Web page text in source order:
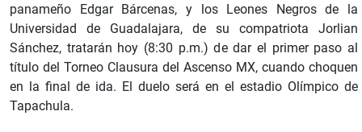
panameño Edgar Bárcenas, y los Leones Negros de la
Universidad de Guadalajara, de su compatriota Jorlian
Sánchez, tratarán hoy (8:30 p.m.) de dar el primer paso al
título del Torneo Clausura del Ascenso MX, cuando choquen
en la final de ida. El duelo será en el estadio Olímpico de
Tapachula.